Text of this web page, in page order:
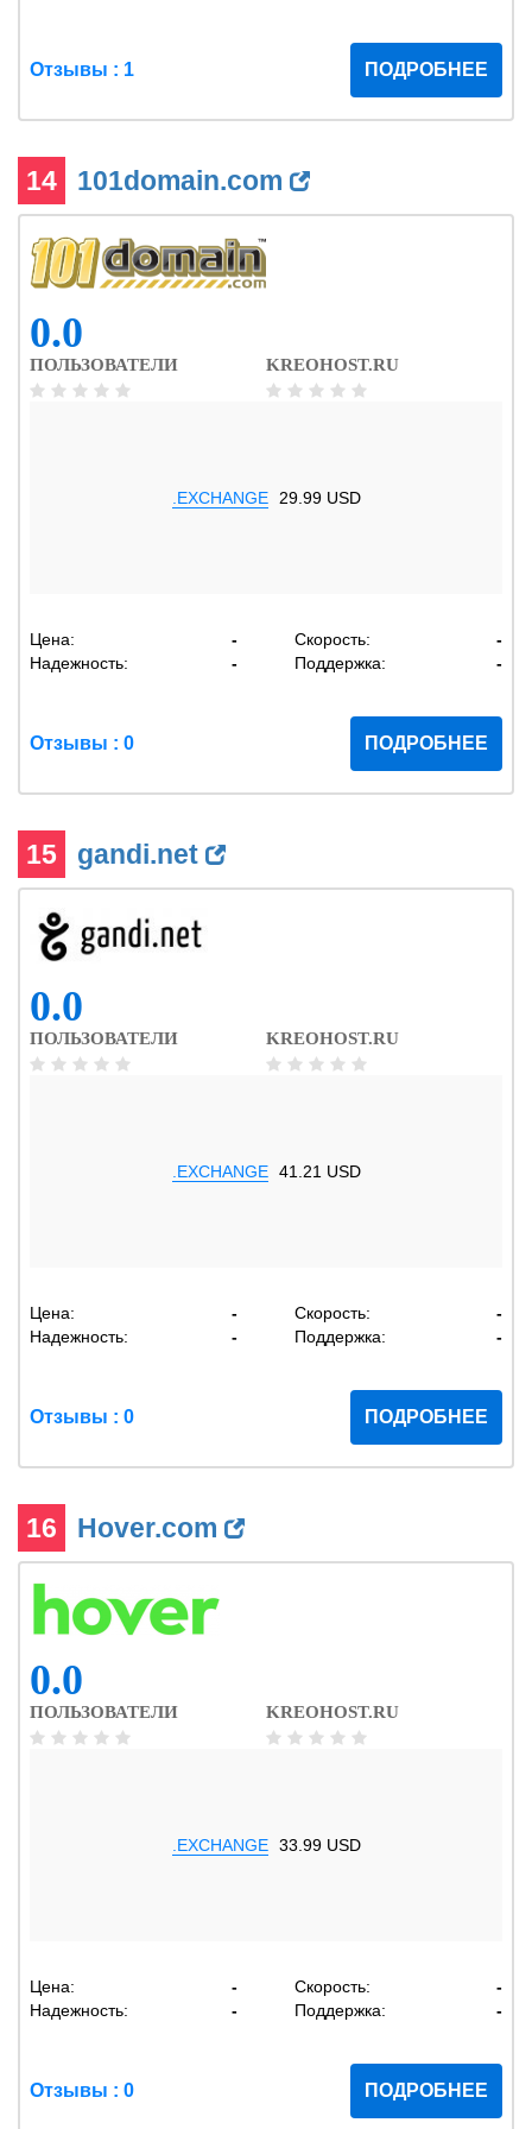
Отзывы : 1 ПОДРОБНЕЕ
14 101domain.com
0.0
ПОЛЬЗОВАТЕЛИ KREOHOST.RU
.EXCHANGE 29.99 USD
Цена: - Скорость:
-
Надежность:
- Поддержка: -
Отзывы : 0 ПОДРОБНЕЕ
15 gandi.net
0.0
ПОЛЬЗОВАТЕЛИ KREOHOST.RU
.EXCHANGE 41.21 USD
Цена: - Скорость:
-
Надежность:
- Поддержка: -
Отзывы : 0 ПОДРОБНЕЕ
16 Hover.com
0.0
ПОЛЬЗОВАТЕЛИ KREOHOST.RU
.EXCHANGE 33.99 USD
Цена: - Скорость:
-
Надежность:
- Поддержка: -
Отзывы : 0 ПОДРОБНЕЕ